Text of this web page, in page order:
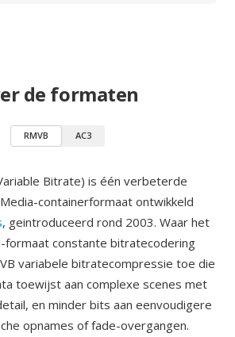
de formaten
RMVB AC3
Bitrate) is één verbeterde
containerformaat ontwikkeld
, geintroduceerd rond 2003. Waar het
formaat constante bitratecodering
variabele bitratecompressie toe die
toewijst aan complexe scenes met
en minder bits aan eenvoudigere
opnames of fade-overgangen.